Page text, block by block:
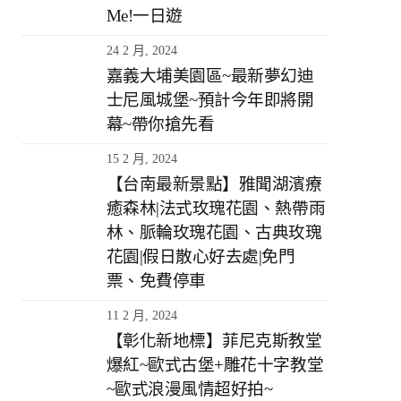
Me!一日遊
24 2 月, 2024
嘉義大埔美園區~最新夢幻迪
士尼風城堡~預計今年即將開
幕~帶你搶先看
15 2 月, 2024
【台南最新景點】雅聞湖濱療
癒森林|法式玫瑰花園、熱帶雨
林、脈輪玫瑰花園、古典玫瑰
花園|假日散心好去處|免門
票、免費停車
11 2 月, 2024
【彰化新地標】菲尼克斯教堂
爆紅~歐式古堡+雕花十字教堂
~歐式浪漫風情超好拍~